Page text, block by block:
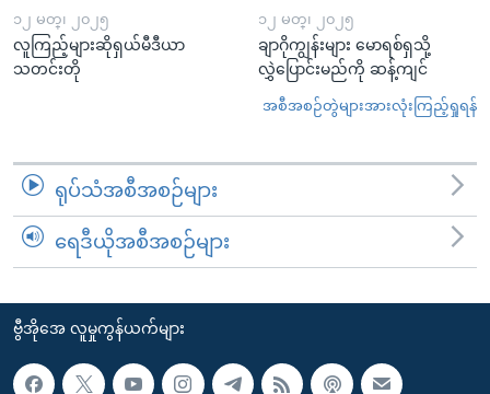
၁၂ မတ္၊ ၂၀၂၅
လူကြည့်များဆိုရှယ်မီဒီယာ
သတင်းတို
၁၂ မတ္၊ ၂၀၂၅
ချာဂိုကျွန်းများ မောရစ်ရှသို့
လွှဲပြောင်းမည်ကို ဆန့်ကျင်
အစီအစဉ်တွဲများအားလုံးကြည့်ရှုရန်
ရုပ်သံအစီအစဉ်များ
ရေဒီယိုအစီအစဉ်များ
ဗွီအိုအေ လူမှုကွန်ယက်များ